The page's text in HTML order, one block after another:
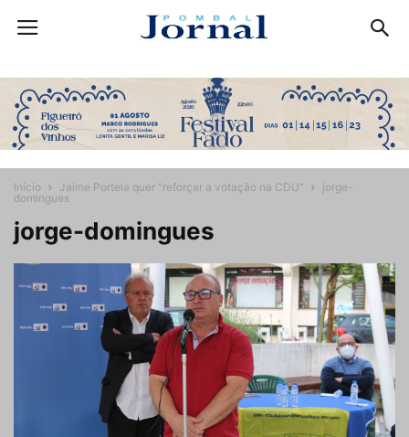
Início Jaime Portela quer “reforçar a votação na CDU”
jorge-
domingues
jorge-domingues